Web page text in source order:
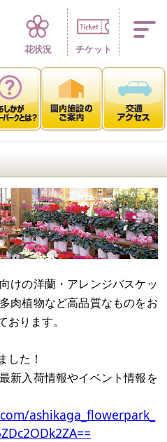
季折々 花の
花状況 チケット
けの洋蘭・アレンジバスケッ
肉植物など高品質なものをお
ります。
した！
新入荷情報やイベント情報を
ashikaga_flowerpark_